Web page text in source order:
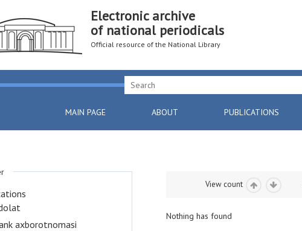
Electronic archive
of national periodicals
Official resource of the National Library
MAIN PAGE ABOUT PUBLICATIONS
View count
Nothing has found
axborotnomasi